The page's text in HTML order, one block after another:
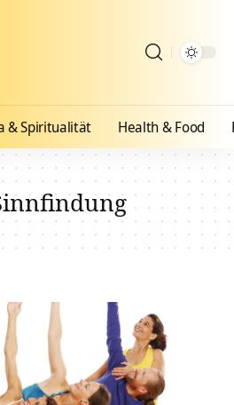
& Spiritualität Health & Food